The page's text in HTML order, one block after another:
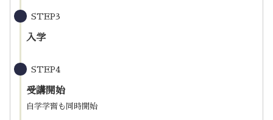
STEP3
入学
STEP4
受講開始
自学学習も同時開始